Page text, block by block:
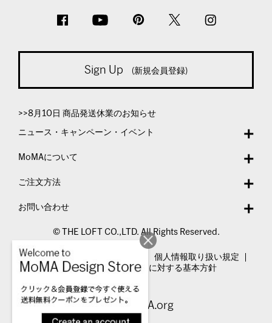
Sign Up (新規会員登録)
>>8月10日 商品発送休業のお知らせ
ニュース・キャンペーン・イベント
MoMAについて
ご注文方法
お問い合わせ
© THE LOFT CO.,LTD. All Rights Reserved.
特定商取引法表示
個人情報取り扱い規定
カスタマーハラスメントに対する基本方針
Visit MoMA.org